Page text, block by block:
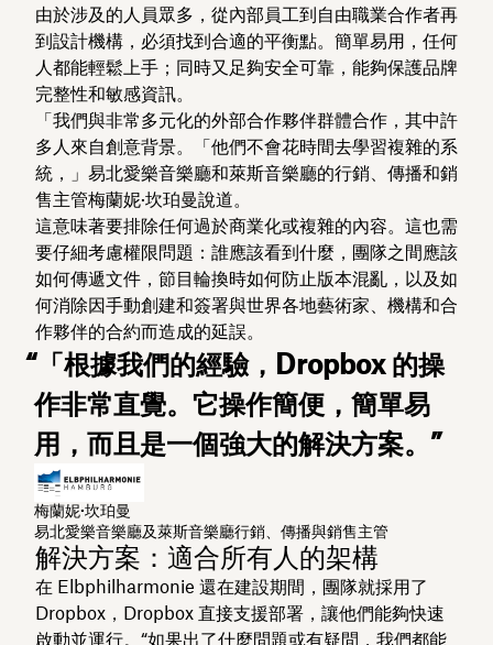
由於涉及的人員眾多，從內部員工到自由職業合作者再
到設計機構，必須找到合適的平衡點。簡單易用，任何
人都能輕鬆上手；同時又足夠安全可靠，能夠保護品牌
完整性和敏感資訊。
「我們與非常多元化的外部合作夥伴群體合作，其中許
多人來自創意背景。「他們不會花時間去學習複雜的系
統，」易北愛樂音樂廳和萊斯音樂廳的行銷、傳播和銷
售主管梅蘭妮·坎珀曼說道。
這意味著要排除任何過於商業化或複雜的內容。這也需
要仔細考慮權限問題：誰應該看到什麼，團隊之間應該
如何傳遞文件，節目輪換時如何防止版本混亂，以及如
何消除因手動創建和簽署與世界各地藝術家、機構和合
作夥伴的合約而造成的延誤。
“「根據我們的經驗，Dropbox 的操
作非常直覺。它操作簡便，簡單易
用，而且是一個強大的解決方案。”
梅蘭妮·坎珀曼
易北愛樂音樂廳及萊斯音樂廳行銷、傳播與銷售主管
解決方案：適合所有人的架構
在 Elbphilharmonie 還在建設期間，團隊就採用了
Dropbox，Dropbox 直接支援部署，讓他們能夠快速
啟動並運行。“如果出了什麼問題或有疑問，我們都能